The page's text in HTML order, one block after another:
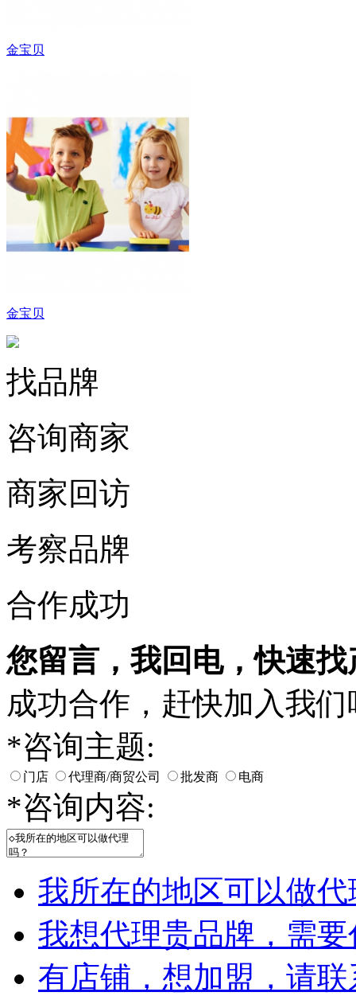
金宝贝
金宝贝
找品牌
咨询商家
商家回访
考察品牌
合作成功
您留言，我回电，快速找
成功合作，赶快加入我们
*咨询主题:
门店 代理商/商贸公司 批发商 电商
*咨询内容:
我所在的地区可以做
我想代理贵品牌，需
有店铺，想加盟，请